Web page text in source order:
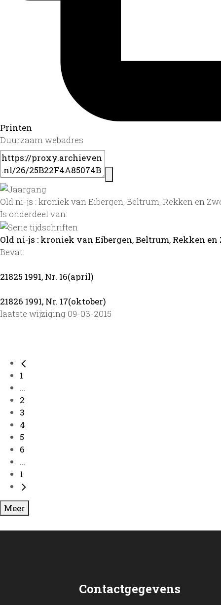
Printen
Duurzaam webadres
Old ni-js : kroniek van Eibergen, Beltrum, Rekken en
Is onderdeel van:
Old ni-js : kroniek van Eibergen, Beltrum, Rekken en
Bevat:
21825 1991, Nr. 16(april)
21826 1991, Nr. 17(oktober)
laatste wijziging 09-03-2015
1
...
2
3
4
5
6
...
1
Meer
Contactgegevens